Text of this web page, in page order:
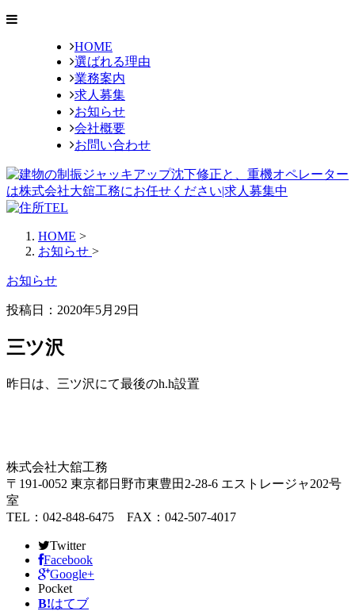
HOME
選ばれる理由
業務案内
求人募集
お知らせ
会社概要
お問い合わせ
HOME >
お知らせ >
お知らせ
投稿日： 2020年5月29日
三ツ沢
昨日は、三ツ沢にて最後のh.h設置
株式会社大舘工務
〒191-0052 東京都日野市東豊田2-28-6 エストレージャ202号
室
TEL：042-848-6475 FAX：042-507-4017
Twitter
Facebook
Google+
Pocket
B!はてブ